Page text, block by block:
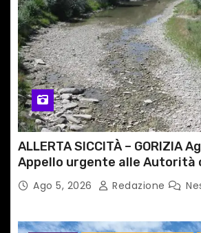
ALLERTA SICCITÀ – GORIZIA
Appello urgente alle Autorità
Ago 5, 2026 Redazione